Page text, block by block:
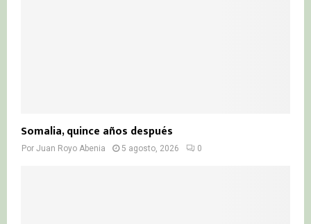
Somalia, quince años después
Por Juan Royo Abenia 5 agosto, 2026 0